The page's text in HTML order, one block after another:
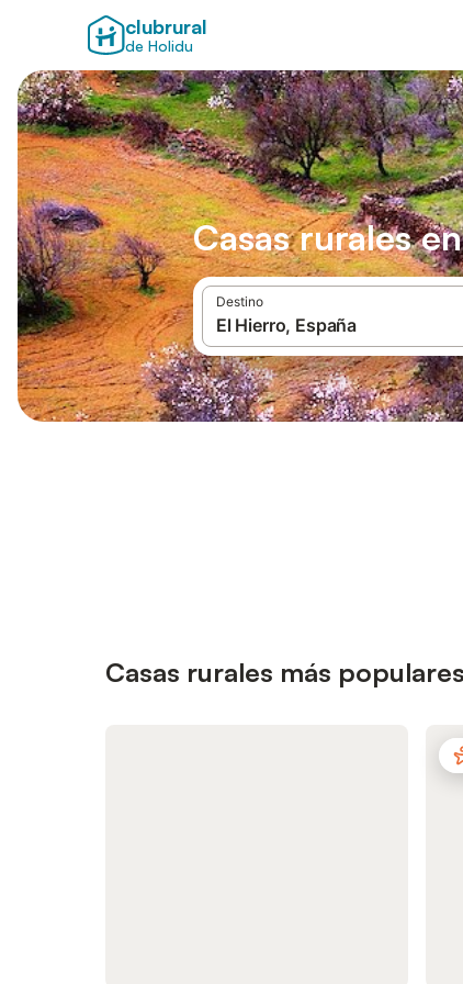
clubrural
de Holidu
Casas rurales
Destino
Casas rurales más